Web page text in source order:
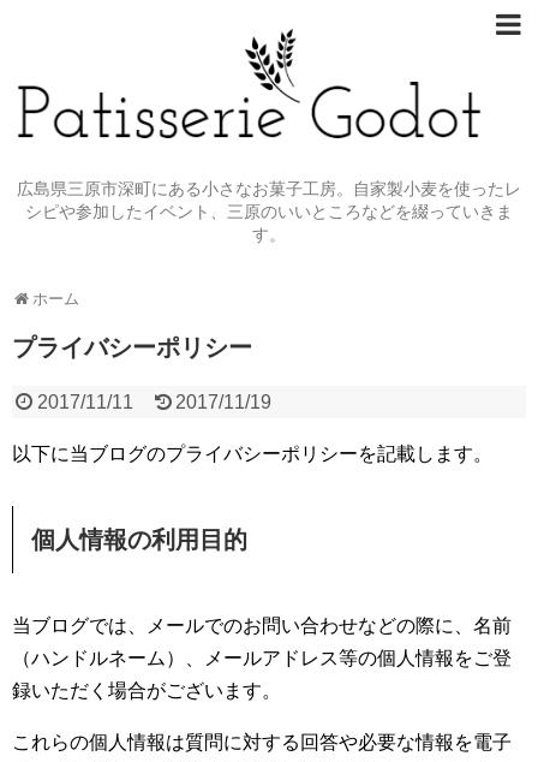
広島県三原市深町にある小さなお菓子工房。自家製小麦を使ったレ
シピや参加したイベント、三原のいいところなどを綴っていきま
す。
ホーム
プライバシーポリシー
2017/11/11 2017/11/19
以下に当ブログのプライバシーポリシーを記載します。
個人情報の利用目的
当ブログでは、メールでのお問い合わせなどの際に、名前
（ハンドルネーム）、メールアドレス等の個人情報をご登
録いただく場合がございます。
これらの個人情報は質問に対する回答や必要な情報を電子